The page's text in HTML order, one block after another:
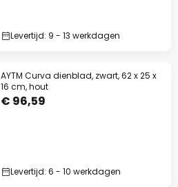
Levertijd: 9 - 13 werkdagen
AYTM Curva dienblad, zwart, 62 x 25 x
16 cm, hout
€ 96,59
Levertijd: 6 - 10 werkdagen